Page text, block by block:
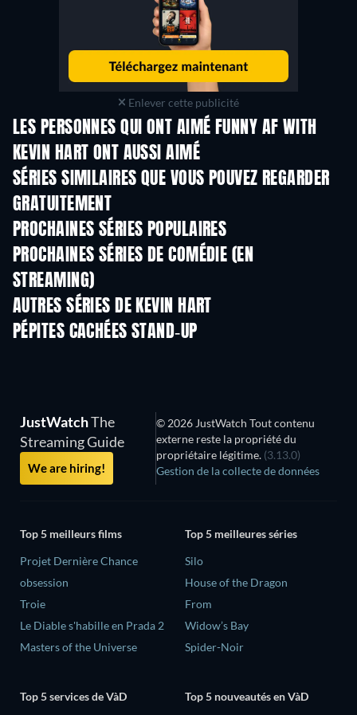
Enlever cette publicité
LES PERSONNES QUI ONT AIMÉ FUNNY AF WITH
KEVIN HART ONT AUSSI AIMÉ
SÉRIES SIMILAIRES QUE VOUS POUVEZ REGARDER
GRATUITEMENTSérie
PROCHAINES SÉRIES POPULAIRES
Série Série
PROCHAINES SÉRIES DE COMÉDIE (EN
STREAMING)Saison 6
AUTRES SÉRIES DE KEVIN HART
Série
PÉPITES CACHÉES STAND-UP
JustWatchThe
Streaming Guide
We are hiring!
© 2026 JustWatch Tout contenu
externe reste la propriété du
propriétaire légitime. (3.13.0)
Gestion de la collecte de données
Top 5 meilleurs films
Projet Dernière Chance
obsession
Troie
Le Diable s'habille en Prada 2
Masters of the Universe
Top 5 meilleures séries
Silo
House of the Dragon
From
Widow’s Bay
Spider-Noir
Top 5 services de VàD
Top 5 nouveautés en VàD